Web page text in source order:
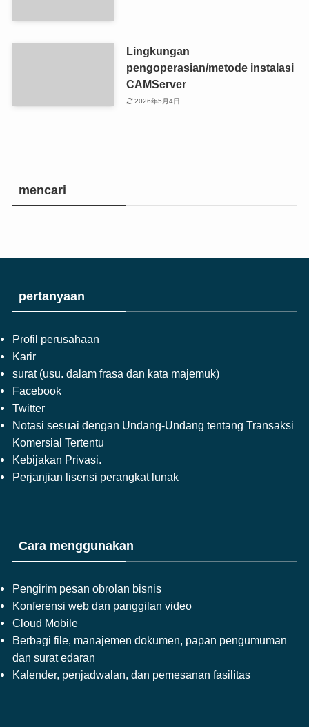
Lingkungan
pengoperasian/metode instalasi
CAMServer
2026年5月4日
mencari
pertanyaan
Profil perusahaan
Karir
surat (usu. dalam frasa dan kata majemuk)
Facebook
Twitter
Notasi sesuai dengan Undang-Undang tentang Transaksi
Komersial Tertentu
Kebijakan Privasi.
Perjanjian lisensi perangkat lunak
Cara menggunakan
Pengirim pesan obrolan bisnis
Konferensi web dan panggilan video
Cloud Mobile
Berbagi file, manajemen dokumen, papan pengumuman
dan surat edaran
Kalender, penjadwalan, dan pemesanan fasilitas